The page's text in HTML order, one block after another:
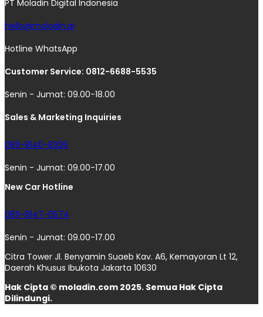
PT Moladin Digital Indonesia
hello@moladin.ai
Hotline WhatsApp
Customer Service: 0812-6688-5535
Senin - Jumat: 09.00-18.00
Sales & Marketing Inquiries
0811-8140-8326
Senin - Jumat: 09.00-17.00
New Car Hotline
0811-8147-0574
Senin - Jumat: 09.00-17.00
Citra Tower Jl. Benyamin Suaeb Kav. A6, Kemayoran Lt 12,
Daerah Khusus Ibukota Jakarta 10630
Hak Cipta © moladin.com 2025. Semua Hak Cipta
Dilindungi.